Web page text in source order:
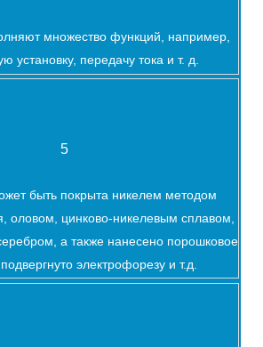
множество функций, например,
установку, передачу тока и т. д.
5
быть покрыта никелем методом
оловом, цинково-никелевым сплавом,
а также нанесено порошковое
электрофорезу и т.д.